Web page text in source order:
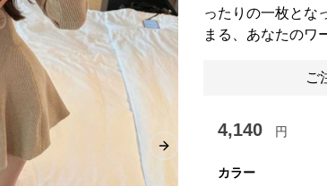
Next slide
ったりの一枚とな
まる、あなたのワ
ご
4,140 円
カラー